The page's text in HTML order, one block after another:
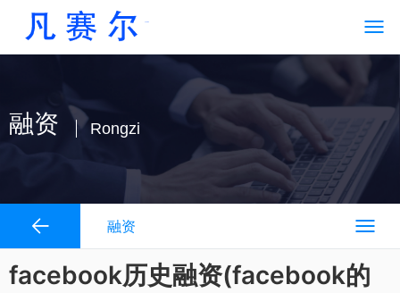
融资 Rongzi
融资
facebook历史融资(facebook的